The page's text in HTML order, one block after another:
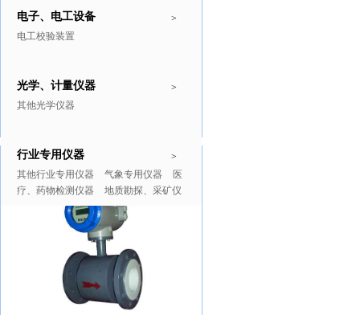
>
电子、电工设备
电工校验装置
>
光学、计量仪器
其他光学仪器
>
行业专用仪器
其他行业专用仪器 气象专用仪器
医
疗、药物检测仪器
地质勘探、采矿仪
推广商品 更多>>